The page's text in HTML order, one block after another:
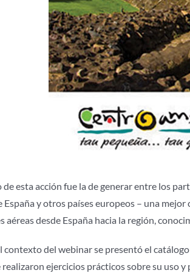
de esta acción fue la de generar entre los
España y otros países europeos – una
aéreas desde España hacia la región,
contexto del webinar se presentó el
realizaron ejercicios prácticos sobre su uso